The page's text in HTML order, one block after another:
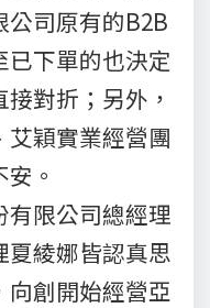
司原有的B2B
下單的也決定
對折；另外，
穎實業經營團
。
限公司總經理
夏綾娜皆認真思
創開始經營亞